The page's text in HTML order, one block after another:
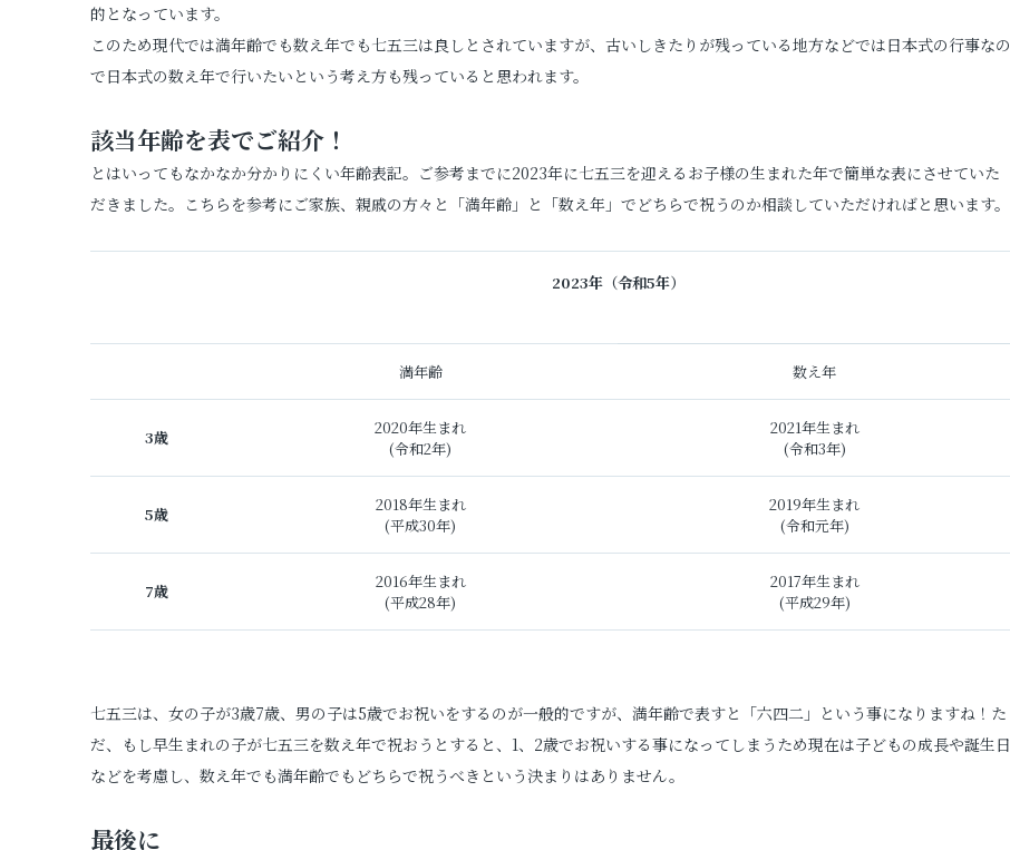
お電話でのご連絡
TEL0285-20-5870
的となっています。
このため現代では満年齢でも数え年でも七五三は良しとされていますが、古いしきたりが残っている地方などでは日本式の行事なの
で日本式の数え年で行いたいという考え方も残っていると思われます。
該当年齢を表でご紹介！
とはいってもなかなか分かりにくい年齢表記。ご参考までに2023年に七五三を迎えるお子様の生まれた年で簡単な表にさせていた
だきました。こちらを参考にご家族、親戚の方々と「満年齢」と「数え年」でどちらで祝うのか相談していただければと思います。
2023年（令和5年）
満年齢 数え年
3歳
2020年生まれ
(令和2年)
2021年生まれ
(令和3年)
5歳
2018年生まれ
(平成30年)
2019年生まれ
(令和元年)
7歳
2016年生まれ
(平成28年)
2017年生まれ
(平成29年)
七五三は、女の子が3歳7歳、男の子は5歳でお祝いをするのが一般的ですが、満年齢で表すと「六四二」という事になりますね！た
だ、もし早生まれの子が七五三を数え年で祝おうとすると、1、2歳でお祝いする事になってしまうため現在は子どもの成長や誕生日
などを考慮し、数え年でも満年齢でもどちらで祝うべきという決まりはありません。
最後に